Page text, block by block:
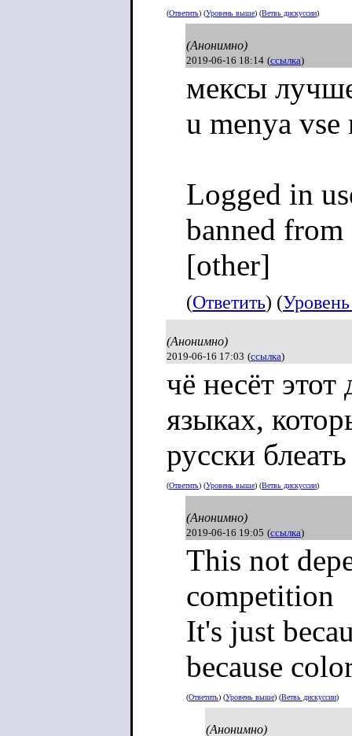
(Ответить) (Уровень выше) (Ветвь дискуссии)
(Анонимно)
2019-06-16 18:14 (ссылка)
мексы
u menya vse
Logged in
banned
[other]
(Ответить) (
(Анонимно)
2019-06-16 17:03 (ссылка)
чё несёт
языках,
русски блеать
(Ответить) (Уровень выше) (Ветвь дискуссии)
(Анонимно)
2019-06-16 19:05 (ссылка)
This not
competition
It's just
because
(Ответить) (Уровень выше) (Ветвь дискуссии)
(Анонимно)